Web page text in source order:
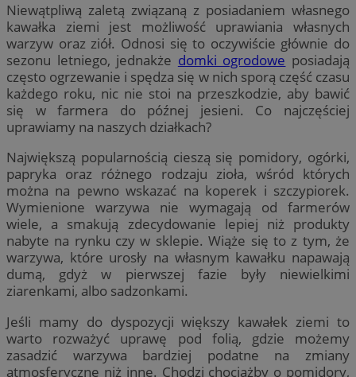
Niewątpliwą zaletą związaną z posiadaniem własnego
kawałka ziemi jest możliwość uprawiania własnych
warzyw oraz ziół. Odnosi się to oczywiście głównie do
sezonu letniego, jednakże domki ogrodowe posiadają
często ogrzewanie i spędza się w nich sporą część czasu
każdego roku, nic nie stoi na przeszkodzie, aby bawić
się w farmera do późnej jesieni. Co najczęściej
uprawiamy na naszych działkach?
Największą popularnością cieszą się pomidory, ogórki,
papryka oraz różnego rodzaju zioła, wśród których
można na pewno wskazać na koperek i szczypiorek.
Wymienione warzywa nie wymagają od farmerów
wiele, a smakują zdecydowanie lepiej niż produkty
nabyte na rynku czy w sklepie. Wiąże się to z tym, że
warzywa, które urosły na własnym kawałku napawają
dumą, gdyż w pierwszej fazie były niewielkimi
ziarenkami, albo sadzonkami.
Jeśli mamy do dyspozycji większy kawałek ziemi to
warto rozważyć uprawę pod folią, gdzie możemy
zasadzić warzywa bardziej podatne na zmiany
atmosferyczne niż inne. Chodzi chociażby o pomidory,